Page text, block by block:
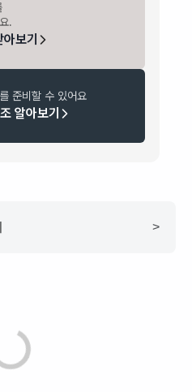
.
보기
준비할 수 있어요
알아보기
>